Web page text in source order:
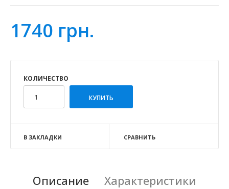
1740 грн.
КОЛИЧЕСТВО
В ЗАКЛАДКИ СРАВНИТЬ
Описание
Характеристики